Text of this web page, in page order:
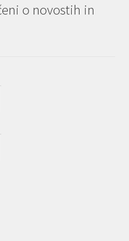
o novostih in